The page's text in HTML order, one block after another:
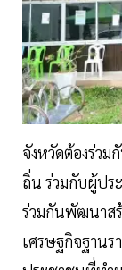
จังหวัดต้องร่ว
ถิ่น ร่วมกับผู้ปร
ร่วมกันพัฒนาส
เศรษฐกิจฐานร